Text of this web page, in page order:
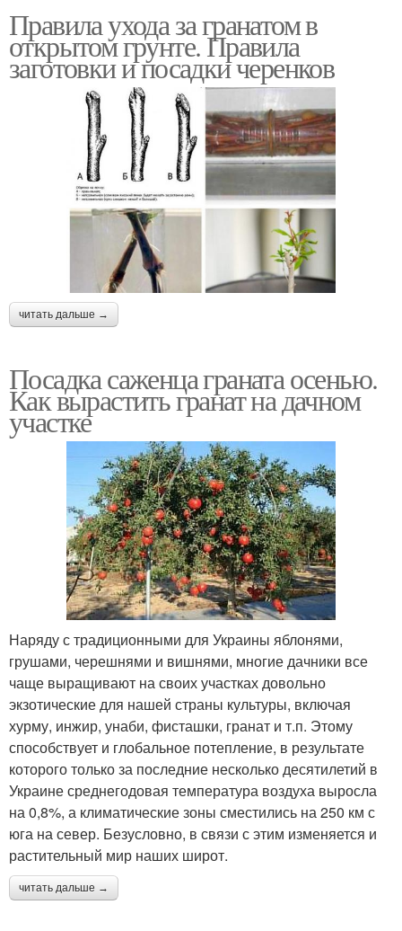
Правила ухода за гранатом в
открытом грунте. Правила
заготовки и посадки черенков
читать дальше →
Посадка саженца граната осенью.
Как вырастить гранат на дачном
участке
Наряду с традиционными для Украины яблонями,
грушами, черешнями и вишнями, многие дачники все
чаще выращивают на своих участках довольно
экзотические для нашей страны культуры, включая
хурму, инжир, унаби, фисташки, гранат и т.п. Этому
способствует и глобальное потепление, в результате
которого только за последние несколько десятилетий в
Украине среднегодовая температура воздуха выросла
на 0,8%, а климатические зоны сместились на 250 км с
юга на север. Безусловно, в связи с этим изменяется и
растительный мир наших широт.
читать дальше →